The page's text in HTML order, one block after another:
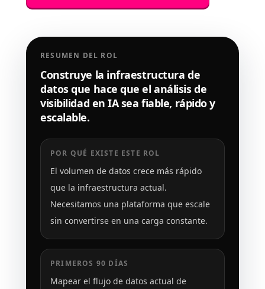
RESUMEN DEL ROL
Construye la infraestructura de
datos que hace que el análisis de
visibilidad en IA sea fiable, rápido y
escalable.
POR QUÉ EXISTE ESTE ROL
El volumen de datos crece más rápido
que la infraestructura actual.
Necesitamos una plataforma que escale
sin convertirse en una carga constante.
PRIMEROS 90 DÍAS
Mapear el flujo de datos actual de